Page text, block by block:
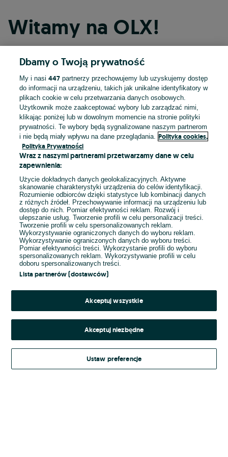
Witamy na OLX!
Kontynuuj przez Facebooka
Kontynuuj przez konto Apple
Kontynuuj przez konto Google
LUB
E-mail
Hasło
Kontynuując za pośrednictwem jednego z dostawców wskazanych powyżej,
Regulamin serwisu OLX.pl w jego aktualnym brzmieniu.
Dbamy o Twoją prywatność
My i nasi447 partnerzy przechowujemy lub uzyskujemy dostęp
do informacji na urządzeniu, takich jak unikalne identyfikatory w
plikach cookie w celu przetwarzania danych osobowych.
Użytkownik może zaakceptować wybory lub zarządzać nimi,
klikając poniżej lub w dowolnym momencie na stronie polityki
prywatności. Te wybory będą sygnalizowane naszym partnerom
i nie będą miały wpływu na dane przeglądania.
Polityka cookies,
Polityka Prywatności
Wraz z naszymi partnerami przetwarzamy dane w celu
zapewnienia:
Użycie dokładnych danych geolokalizacyjnych. Aktywne
skanowanie charakterystyki urządzenia do celów identyfikacji.
Rozumienie odbiorców dzięki statystyce lub kombinacji danych
z różnych źródeł. Przechowywanie informacji na urządzeniu lub
dostęp do nich. Pomiar efektywności reklam. Rozwój i
ulepszanie usług. Tworzenie profili w celu personalizacji treści.
Tworzenie profili w celu spersonalizowanych reklam.
Wykorzystywanie ograniczonych danych do wyboru reklam.
Wykorzystywanie ograniczonych danych do wyboru treści.
Pomiar efektywności treści. Wykorzystanie profili do wyboru
spersonalizowanych reklam. Wykorzystywanie profili w celu
doboru spersonalizowanych treści.
Lista partnerów (dostawców)
Akceptuj wszystkie
Akceptuj niezbędne
Ustaw preferencje